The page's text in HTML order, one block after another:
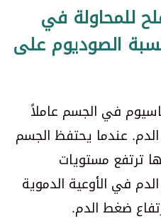
للمحاولة في
الصوديوم على
في الجسم عاملاً
عندما يحتفظ الجسم
ترتفع مستويات
في الأوعية الدموية
ضغط الدم.